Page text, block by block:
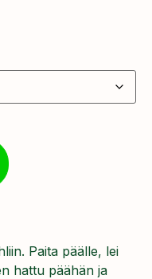
Paita päälle, lei
hattu päähän ja